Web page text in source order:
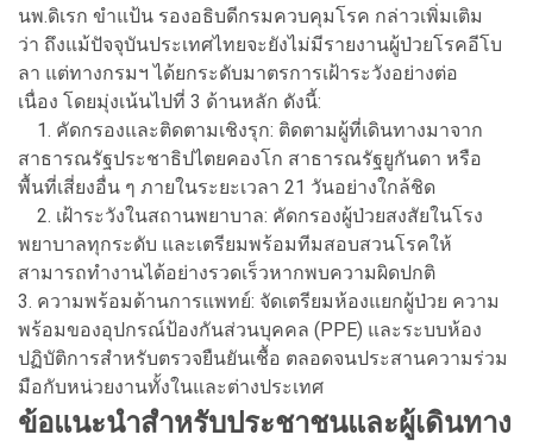
นพ.ดิเรก ขำแป้น รองอธิบดีกรมควบคุมโรค กล่าวเพิ่มเติม
ว่า ถึงแม้ปัจจุบันประเทศไทยจะยังไม่มีรายงานผู้ป่วยโรคอีโบ
ลา แต่ทางกรมฯ ได้ยกระดับมาตรการเฝ้าระวังอย่างต่อ
เนื่อง โดยมุ่งเน้นไปที่ 3 ด้านหลัก ดังนี้:
1. คัดกรองและติดตามเชิงรุก: ติดตามผู้ที่เดินทางมาจาก
สาธารณรัฐประชาธิปไตยคองโก สาธารณรัฐยูกันดา หรือ
พื้นที่เสี่ยงอื่น ๆ ภายในระยะเวลา 21 วันอย่างใกล้ชิด
2. เฝ้าระวังในสถานพยาบาล: คัดกรองผู้ป่วยสงสัยในโรง
พยาบาลทุกระดับ และเตรียมพร้อมทีมสอบสวนโรคให้
สามารถทำงานได้อย่างรวดเร็วหากพบความผิดปกติ
3. ความพร้อมด้านการแพทย์: จัดเตรียมห้องแยกผู้ป่วย ความ
พร้อมของอุปกรณ์ป้องกันส่วนบุคคล (PPE) และระบบห้อง
ปฏิบัติการสำหรับตรวจยืนยันเชื้อ ตลอดจนประสานความร่วม
มือกับหน่วยงานทั้งในและต่างประเทศ
ข้อแนะนำสำหรับประชาชนและผู้เดินทาง